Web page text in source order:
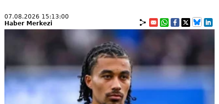
07.08.2026 15:13:00
Haber Merkezi